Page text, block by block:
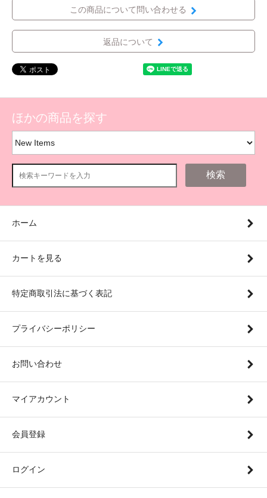
この商品について問い合わせる
返品について
ほかの商品を探す
検索
ホーム
カートを見る
特定商取引法に基づく表記
プライバシーポリシー
お問い合わせ
マイアカウント
会員登録
ログイン